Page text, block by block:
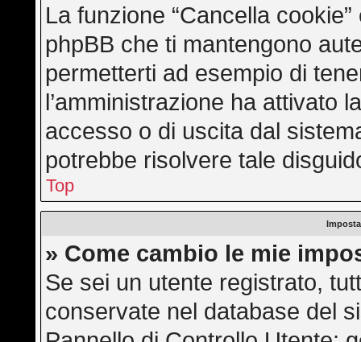
La funzione “Cancella
phpBB che ti mantengono
permetterti ad esempio di
l’amministrazione ha attivato
accesso o di uscita dal
potrebbe risolvere tale
Top
» Come cambio le mie
Se sei un utente registrato,
conservate nel database del